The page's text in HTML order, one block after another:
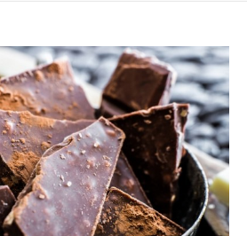
לקוחות – משרד יחסי ציבור רונן הלל
חדר חדשות
המלצות
ניהול מוניטין
צור קשר